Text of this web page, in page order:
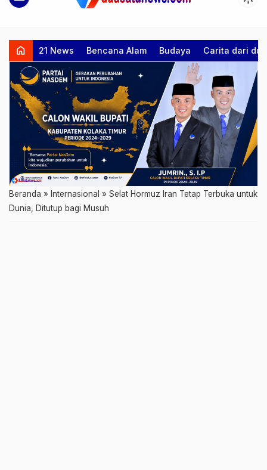
home 21 News Bencana Alam Budaya Carita dari
Beranda » Internasional » Selat Hormuz Iran Tetap Terbuka untuk
Dunia, Ditutup bagi Musuh